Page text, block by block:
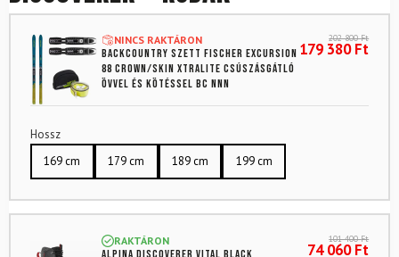
NINCS RAKTÁRON
Backcountry szett FISCHER Excursion
88 Crown/Skin Xtralite csúszásgátló
övvel és kötéssel BC NNN
202 800Ft
179 380Ft
Hossz
169 cm
179 cm 189 cm 199 cm
RAKTÁRON 101 400Ft
74 060Ft